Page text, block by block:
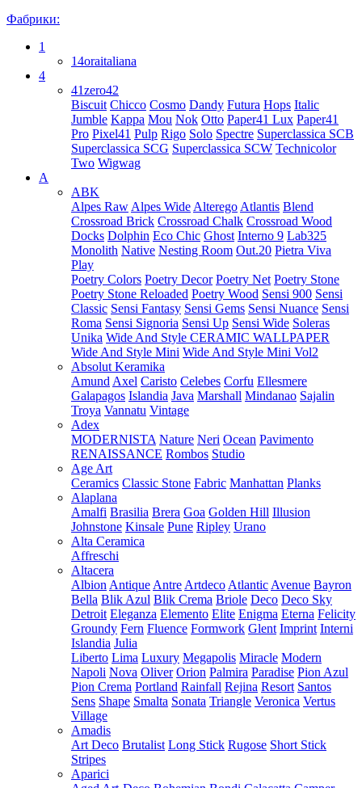
Фабрики:
1
14oraitaliana
4
41zero42
Biscuit Chicco Cosmo Dandy Futura Hops Italic
Jumble Kappa Mou Nok Otto Paper41 Lux Paper41
Pro Pixel41 Pulp Rigo Solo Spectre Superclassica SCB
Superclassica SCG Superclassica SCW Technicolor
Two Wigwag
A
ABK
Alpes Raw Alpes Wide Alterego Atlantis Blend
Crossroad Brick Crossroad Chalk Crossroad Wood
Docks Dolphin Eco Chic Ghost Interno 9 Lab325
Monolith Native Nesting Room Out.20 Pietra Viva
Play
Poetry Colors Poetry Decor Poetry Net Poetry Stone
Poetry Stone Reloaded Poetry Wood Sensi 900 Sensi
Classic Sensi Fantasy Sensi Gems Sensi Nuance Sensi
Roma Sensi Signoria Sensi Up Sensi Wide Soleras
Unika Wide And Style CERAMIC WALLPAPER
Wide And Style Mini Wide And Style Mini Vol2
Absolut Keramika
Amund Axel Caristo Celebes Corfu Ellesmere
Galapagos Islandia Java Marshall Mindanao Sajalin
Troya Vannatu Vintage
Adex
MODERNISTA Nature Neri Ocean Pavimento
RENAISSANCE Rombos Studio
Age Art
Ceramics Classic Stone Fabric Manhattan Planks
Alaplana
Amalfi Brasilia Brera Goa Golden Hill Illusion
Johnstone Kinsale Pune Ripley Urano
Alta Ceramica
Affreschi
Altacera
Albion Antique Antre Artdeco Atlantic Avenue Bayron
Bella Blik Azul Blik Crema Briole Deco Deco Sky
Detroit Eleganza Elemento Elite Enigma Eterna Felicity
Groundy Fern Fluence Formwork Glent Imprint Interni
Islandia Julia
Liberto Lima Luxury Megapolis Miracle Modern
Napoli Nova Oliver Orion Palmira Paradise Pion Azul
Pion Crema Portland Rainfall Rejina Resort Santos
Sens Shape Smalta Sonata Triangle Veronica Vertus
Village
Amadis
Art Deco Brutalist Long Stick Rugose Short Stick
Stripes
Aparici